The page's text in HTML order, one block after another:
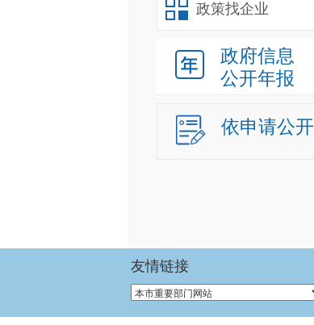
政策找企业
政府信息
公开年报
依申请公开
友情链接